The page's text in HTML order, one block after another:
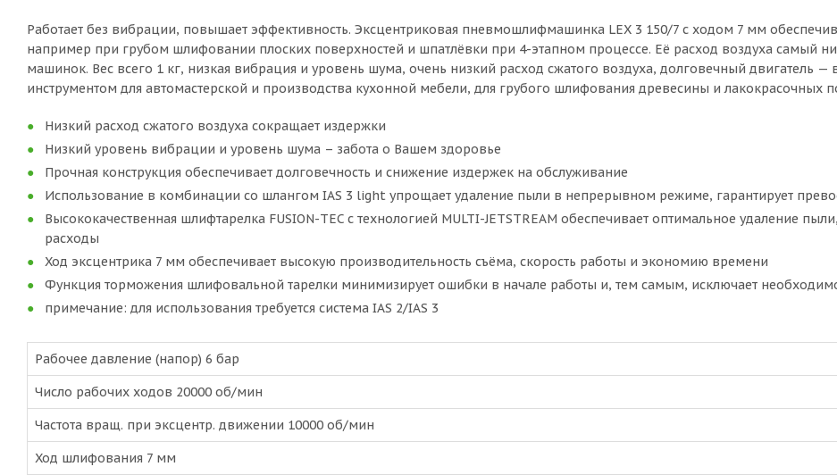
Работает без вибрации, повышает эффективность. Эксцентриковая пневмошлифмашинка LEX 3 150/7 с ходом 7 мм
например при грубом шлифовании плоских поверхностей и шпатлёвки при 4-этапном процессе. Её расход воздуха самый
машинок. Вес всего 1 кг, низкая вибрация и уровень шума, очень низкий расход сжатого воздуха, долговечный двигатель
инструментом для автомастерской и производства кухонной мебели, для грубого шлифования древесины и лакокрасочных
Низкий расход сжатого воздуха сокращает издержки
Низкий уровень вибрации и уровень шума – забота о Вашем здоровье
Прочная конструкция обеспечивает долговечность и снижение издержек на обслуживание
Использование в комбинации со шлангом IAS 3 light упрощает удаление пыли в непрерывном режиме, гарантирует
Высококачественная шлифтарелка FUSION-TEC с технологией MULTI-JETSTREAM обеспечивает оптимальное удаление
расходы
Ход эксцентрика 7 мм обеспечивает высокую производительность съёма, скорость работы и экономию времени
Функция торможения шлифовальной тарелки минимизирует ошибки в начале работы и, тем самым, исключает
примечание: для использования требуется система IAS 2/IAS 3
Рабочее давление (напор) 6 бар
Число рабочих ходов 20000 об/мин
Частота вращ. при эксцентр. движении 10000 об/мин
Ход шлифования 7 мм